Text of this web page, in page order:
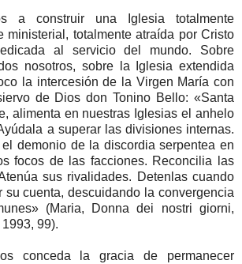
a construir una Iglesia totalmente
ministerial, totalmente atraída por Cristo
al servicio del mundo. Sobre
nosotros, sobre la Iglesia extendida
la intercesión de la Virgen María con
de Dios don Tonino Bello: «Santa
alimenta en nuestras Iglesias el anhelo
a superar las divisiones internas.
el demonio de la discordia serpentea en
focos de las facciones. Reconcilia las
sus rivalidades. Detenlas cuando
su cuenta, descuidando la convergencia
(Maria, Donna dei nostri giorni,
99).
conceda la gracia de permanecer